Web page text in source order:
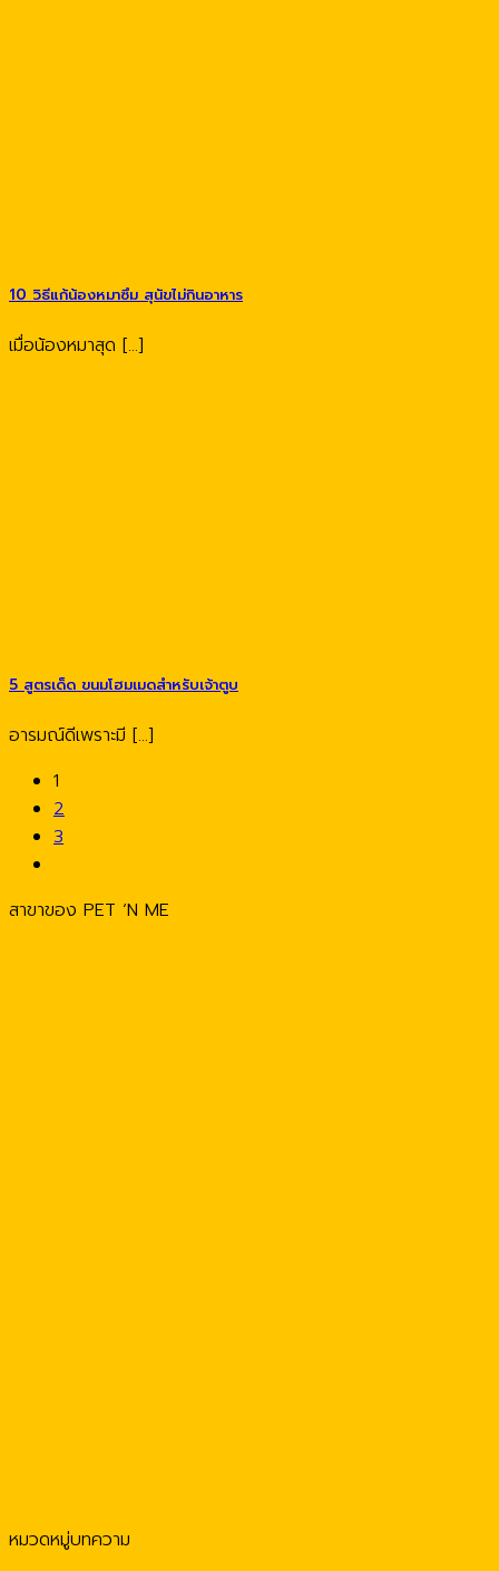
10 วิธีแก้น้องหมาซึม สุนัขไม่กินอาหาร
เมื่อน้องหมาสุด [...]
5 สูตรเด็ด ขนมโฮมเมดสำหรับเจ้าตูบ
อารมณ์ดีเพราะมี [...]
1
2
3
สาขาของ PET ‘N ME
หมวดหมู่บทความ